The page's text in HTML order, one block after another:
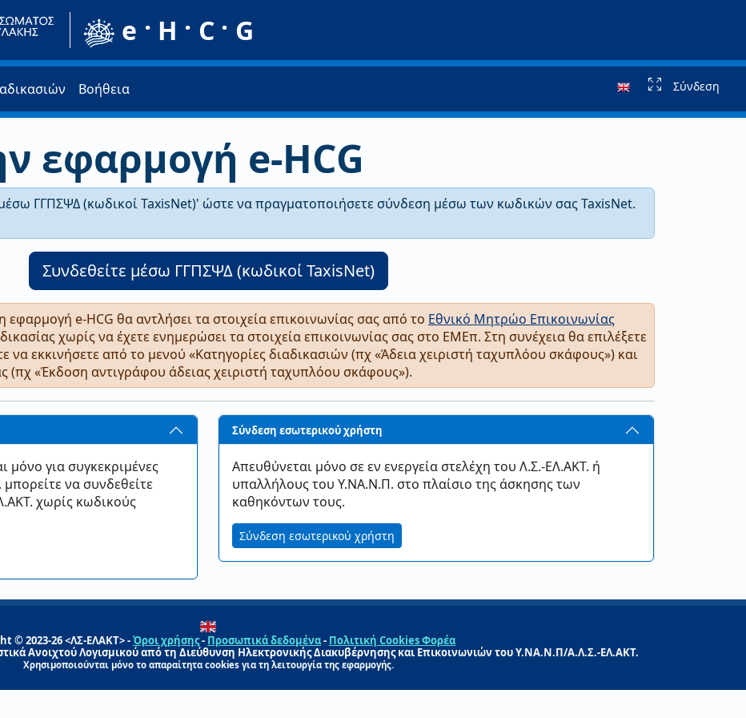
e · H · C · G
Βοήθεια Σύνδεση
εφαρμογή e-HCG
ΓΓΠΣΨΔ (κωδικοί TaxisNet)' ώστε να πραγματοποιήσετε σύνδεση μέσω των κωδικών σας TaxisNet.
Συνδεθείτε μέσω ΓΓΠΣΨΔ (κωδικοί TaxisNet)
e-HCG θα αντλήσει τα στοιχεία επικοινωνίας σας από το Εθνικό Μητρώο Επικοινωνίας
χωρίς να έχετε ενημερώσει τα στοιχεία επικοινωνίας σας στο ΕΜΕπ. Στη συνέχεια θα επιλέξετε
να εκκινήσετε από το μενού «Κατηγορίες διαδικασιών (πχ «Άδεια χειριστή ταχυπλόου σκάφους») και
(πχ «Έκδοση αντιγράφου άδειας χειριστή ταχυπλόου σκάφους»).
για συγκεκριμένες
να συνδεθείτε
χωρίς κωδικούς
Σύνδεση εσωτερικού χρήστη
Απευθύνεται μόνο σε εν ενεργεία στελέχη του Λ.Σ.-ΕΛ.ΑΚΤ. ή
υπαλλήλους του Υ.ΝΑ.Ν.Π. στο πλαίσιο της άσκησης των
καθηκόντων τους.
Σύνδεση εσωτερικού χρήστη
© 2023-26 <ΛΣ-ΕΛΑΚΤ> -Όροι χρήσης- Προσωπικά δεδομένα- Πολιτική Cookies Φορέα
Ανοιχτού Λογισμικού από τη Διεύθυνση Ηλεκτρονικής Διακυβέρνησης και Επικοινωνιών του Υ.ΝΑ.Ν.Π/Α.Λ.Σ.-ΕΛ.ΑΚΤ.
Χρησιμοποιούνται μόνο το απαραίτητα cookies για τη λειτουργία της εφαρμογής.